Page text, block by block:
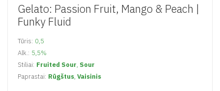
Gelato: Passion Fruit, Mango & Peach |
Funky Fluid
Tūris: 0,5
Alk.: 5,5%
Stiliai: Fruited Sour, Sour
Paprastai: Rūgštus, Vaisinis